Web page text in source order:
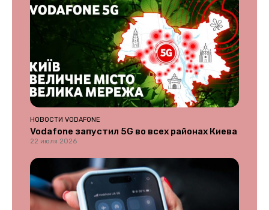
НОВОСТИ VODAFONE
Vodafone запустил 5G во всех районах Киева
22 июля 2026